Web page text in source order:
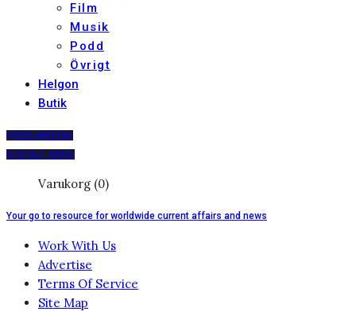
Film
Musik
Podd
Övrigt
Helgon
Butik
PRENUMERERA
DIGITALT ARKIV
Varukorg (0)
Your go to resource for worldwide current affairs and news
Work With Us
Advertise
Terms Of Service
Site Map